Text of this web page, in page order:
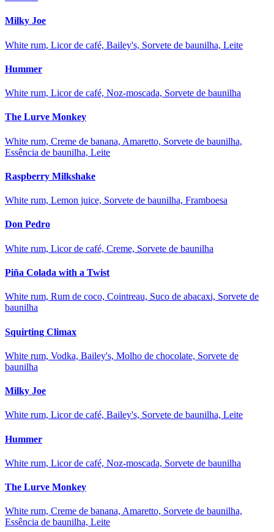
Milky Joe
White rum, Licor de café, Bailey's, Sorvete de baunilha, Leite
Hummer
White rum, Licor de café, Noz-moscada, Sorvete de baunilha
The Lurve Monkey
White rum, Creme de banana, Amaretto, Sorvete de baunilha,
Essência de baunilha, Leite
Raspberry Milkshake
White rum, Lemon juice, Sorvete de baunilha, Framboesa
Don Pedro
White rum, Licor de café, Creme, Sorvete de baunilha
Piña Colada with a Twist
White rum, Rum de coco, Cointreau, Suco de abacaxi, Sorvete de
baunilha
Squirting Climax
White rum, Vodka, Bailey's, Molho de chocolate, Sorvete de
baunilha
Milky Joe
White rum, Licor de café, Bailey's, Sorvete de baunilha, Leite
Hummer
White rum, Licor de café, Noz-moscada, Sorvete de baunilha
The Lurve Monkey
White rum, Creme de banana, Amaretto, Sorvete de baunilha,
Essência de baunilha, Leite